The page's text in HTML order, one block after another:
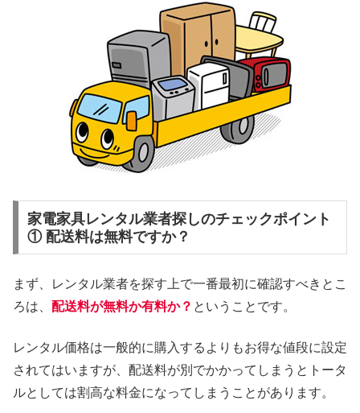
家電家具レンタル業者探しのチェックポイント
① 配送料は無料ですか？
まず、レンタル業者を探す上で一番最初に確認すべきとこ
ろは、 配送料が無料か有料か？ ということです。
レンタル価格は一般的に購入するよりもお得な値段に設定
されてはいますが、配送料が別でかかってしまうとトータ
ルとしては割高な料金になってしまうことがあります。